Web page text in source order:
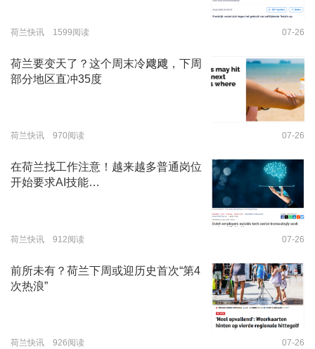
荷兰快讯 1599阅读 07-26
荷兰要变天了？这个周末冷飕飕，下周
部分地区直冲35度
荷兰快讯 970阅读 07-26
在荷兰找工作注意！越来越多普通岗位
开始要求AI技能…
荷兰快讯 912阅读 07-26
前所未有？荷兰下周或迎历史首次“第4
次热浪”
荷兰快讯 926阅读 07-26